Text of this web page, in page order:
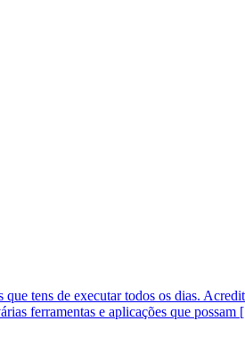
tens de executar todos os dias.
ferramentas e aplicações que